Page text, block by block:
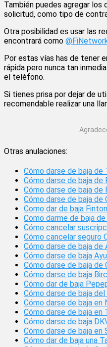
También puedes agregar los
solicitud, como tipo de
Otra posibilidad es usar las
encontrará como
Por estas vías has de tener
rápida pero nunca tan
el teléfono.
Si tienes prisa por dejar de
recomendable realizar una
Otras anulaciones:
Cómo darse de baja de
Cómo darse de baja de
Cómo darse de baja de
Cómo darse de baja de
Como dar de baja
Como darme de baja
Cómo cancelar
Cómo cancelar seguro
Cómo darse de baja de
Cómo darse de baja
Cómo darse de baja de
Cómo darse de baja
Cómo dar de baja
Cómo darse de baja
Cómo darse de baja en
Cómo darse de baja en
Cómo darse de baja
Cómo darse de baja en
Cómo dar de baja una